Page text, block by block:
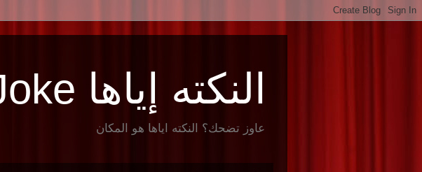
النكته إياها That Joke
عاوز تضحك؟ النكته اياها هو المكان